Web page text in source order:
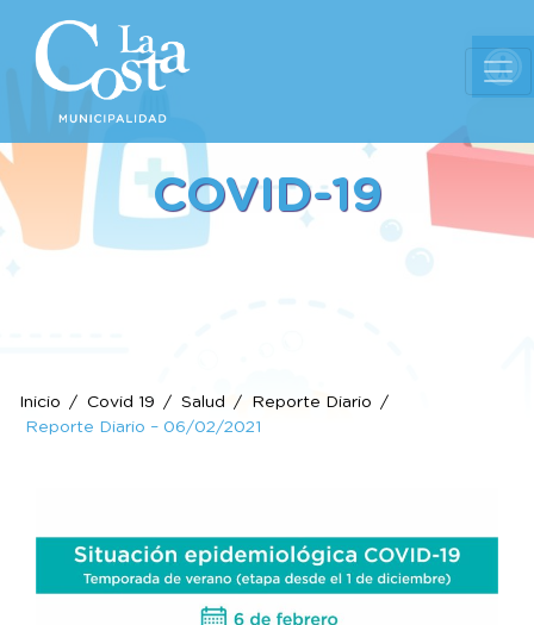
COVID-19
Inicio Covid 19 Salud
Reporte Diario
Reporte Diario – 06/02/2021